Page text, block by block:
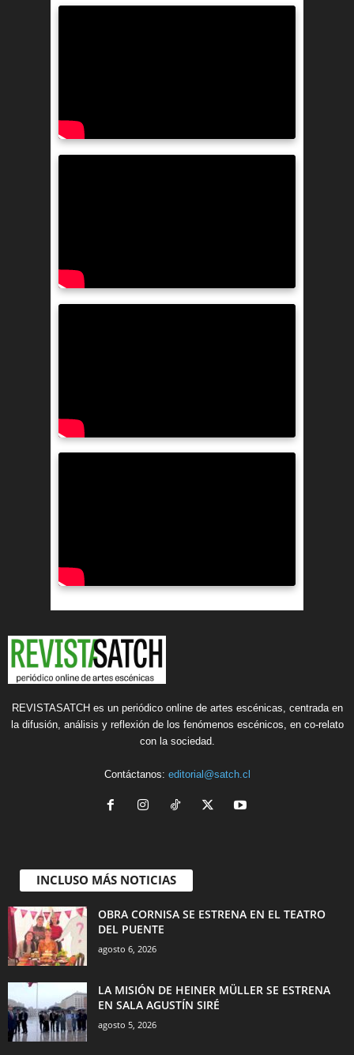
REVISTASATCH es un periódico online de artes escénicas, centrada en
la difusión, análisis y reflexión de los fenómenos escénicos, en co-relato
con la sociedad.
Contáctanos: editorial@satch.cl
INCLUSO MÁS NOTICIAS
OBRA CORNISA SE ESTRENA EN EL TEATRO
DEL PUENTE
agosto 6, 2026
LA MISIÓN DE HEINER MÜLLER SE ESTRENA
EN SALA AGUSTÍN SIRÉ
agosto 5, 2026